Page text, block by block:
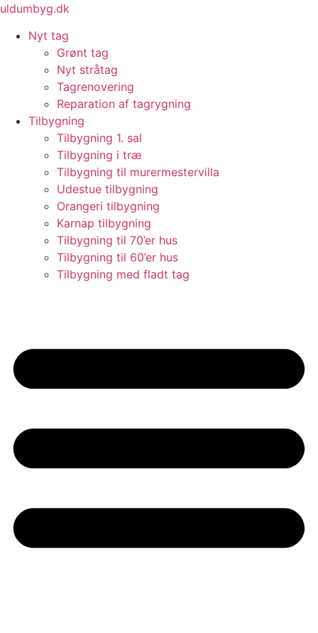
Videre
indhold
uldumbyg.dk
Nyt tag
Grønt tag
Nyt stråtag
Tagrenovering
Reparation af tagrygning
Tilbygning
Tilbygning 1. sal
Tilbygning i træ
Tilbygning til murermestervilla
Udestue tilbygning
Orangeri tilbygning
Karnap tilbygning
Tilbygning til 70’er hus
Tilbygning til 60’er hus
Tilbygning med fladt tag